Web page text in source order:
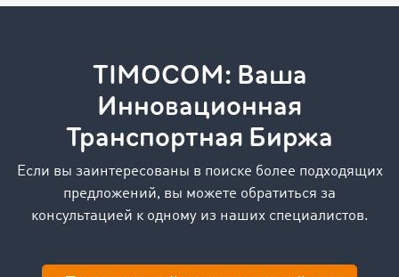
TIMOCOM: Ваша
Инновационная
Транспортная Биржа
Если вы заинтересованы в поиске более подходящих
предложений, вы можете обратиться за
консультацией к одному из наших специалистов.